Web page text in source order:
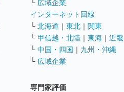
└ 広域企業
インターネット回線
└ 北海道 ｜ 東北 ｜ 関東
└ 甲信越・北陸 ｜ 東海 ｜ 近畿
└ 中国・四国 ｜ 九州・沖縄
└ 広域企業
専門家評価